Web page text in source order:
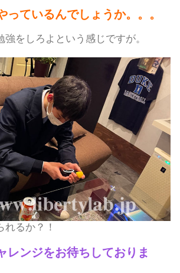
っているんでしょうか。。。
をしろよという感じですが。
れるか？！
レンジをお待ちしておりま